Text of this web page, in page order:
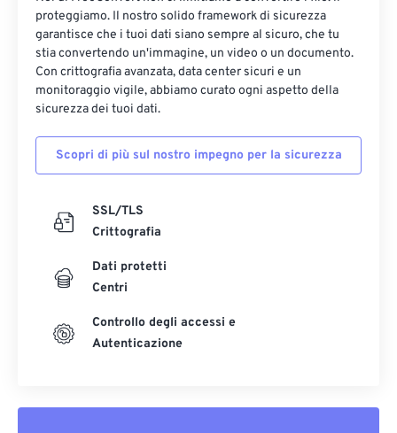
proteggiamo. Il nostro solido framework di sicurezza
garantisce che i tuoi dati siano sempre al sicuro, che tu
stia convertendo un'immagine, un video o un documento.
Con crittografia avanzata, data center sicuri e un
monitoraggio vigile, abbiamo curato ogni aspetto della
sicurezza dei tuoi dati.
Scopri di più sul nostro impegno per la sicurezza
SSL/TLS
Crittografia
Dati protetti
Centri
Controllo degli accessi e
Autenticazione